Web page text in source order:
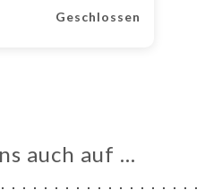
Geschlossen
auch auf …